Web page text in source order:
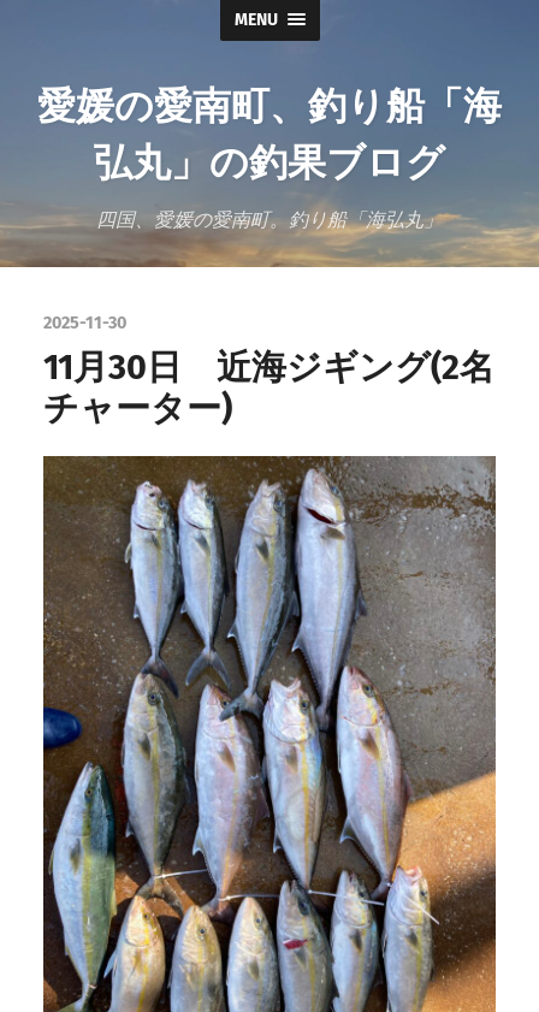
MENU
愛媛の愛南町、釣り船「海
弘丸」の釣果ブログ
四国、愛媛の愛南町。釣り船「海弘丸」
2025-11-30
11月30日 近海ジギング(2名
チャーター)